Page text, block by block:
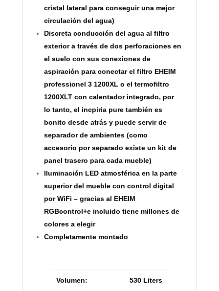
cristal lateral para conseguir una mejor
circulación del agua)
Discreta conducción del agua al filtro
exterior a través de dos perforaciones en
el suelo con sus conexiones de
aspiración para conectar el filtro EHEIM
professionel 3 1200XL o el termofiltro
1200XLT con calentador integrado, por
lo tanto, el incpiria pure también es
bonito desde atrás y puede servir de
separador de ambientes (como
accesorio por separado existe un kit de
panel trasero para cada mueble)
Iluminación LED atmosférica en la parte
superior del mueble con control digital
por WiFi – gracias al EHEIM
RGBcontrol+e incluido tiene millones de
colores a elegir
Completamente montado
Volumen: 530 Liters